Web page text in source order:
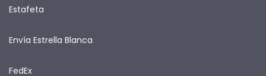
Estafeta
Envía Estrella Blanca
FedEx